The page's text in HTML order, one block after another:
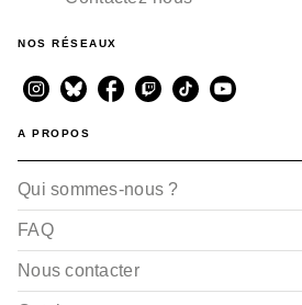
NOS RÉSEAUX
A PROPOS
Qui sommes-nous ?
FAQ
Nous contacter